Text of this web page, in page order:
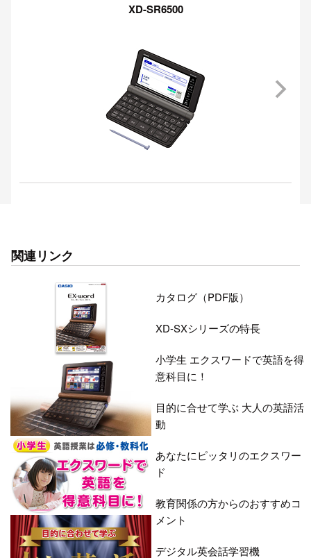
XD-SR6500
関連リンク
カタログ（PDF版）
XD-SXシリーズの特長
小学生 エクスワードで英語を得
意科目に！
目的に合せて学ぶ 大人の英語活
動
あなたにピッタリのエクスワー
ド
教育関係の方からのおすすめコ
メント
デジタル英会話学習機